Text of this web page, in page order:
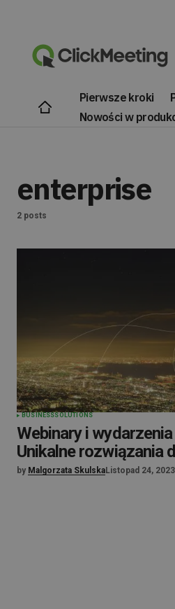
Pierwsze kroki
Nowości w
enterprise
2 posts
BUSINESSSOLUTIONS
Webinary i
Unikalne rozwiązania
by Malgorzata SkulskaListopad 24, 2023